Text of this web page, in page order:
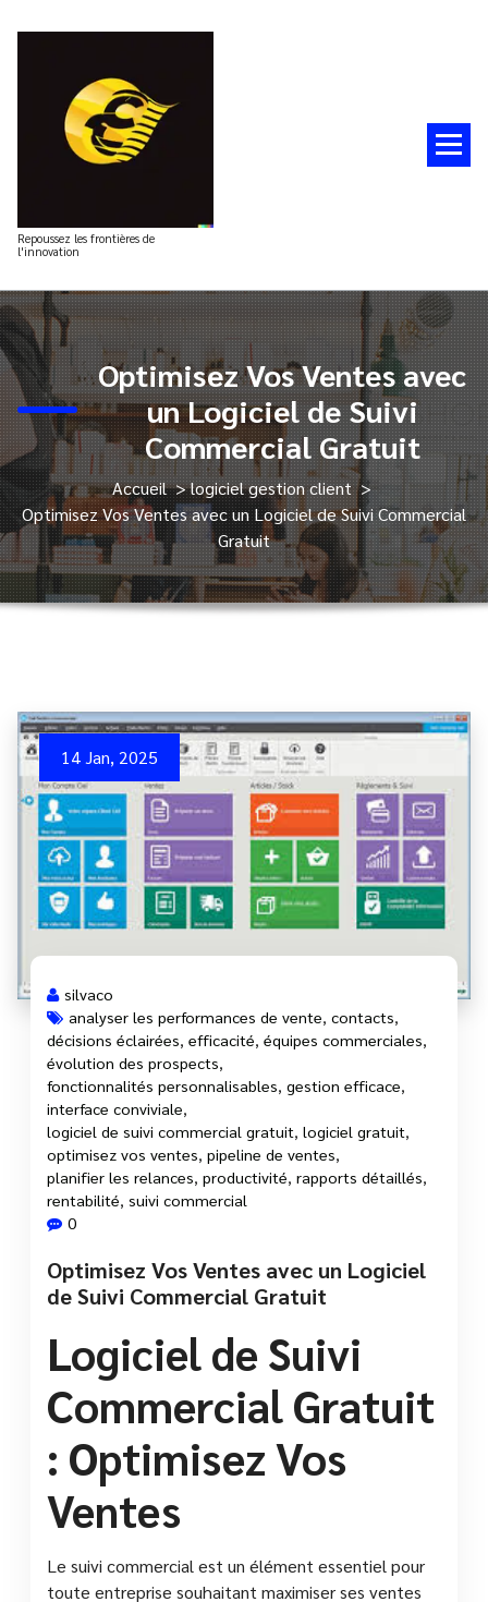
Repoussez les frontières de
l'innovation
Optimisez Vos Ventes avec
un Logiciel de Suivi
Commercial Gratuit
Accueil>logiciel gestion client>
Optimisez Vos Ventes avec un Logiciel de Suivi Commercial
Gratuit
14 Jan, 2025
silvaco
analyser les performances de vente, contacts,
décisions éclairées, efficacité, équipes commerciales,
évolution des prospects,
fonctionnalités personnalisables, gestion efficace,
interface conviviale,
logiciel de suivi commercial gratuit, logiciel gratuit,
optimisez vos ventes, pipeline de ventes,
planifier les relances, productivité, rapports détaillés,
rentabilité, suivi commercial
0
Optimisez Vos Ventes avec un Logiciel
de Suivi Commercial Gratuit
Logiciel de Suivi
Commercial Gratuit
: Optimisez Vos
Ventes
Le suivi commercial est un élément essentiel pour
toute entreprise souhaitant maximiser ses ventes